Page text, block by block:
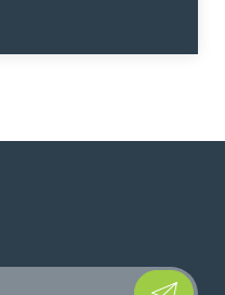
Please